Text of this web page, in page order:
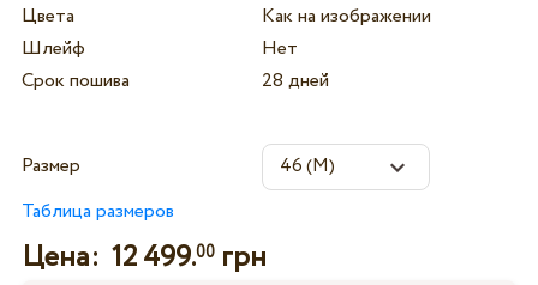
Цвета
Как на изображении
Шлейф
Нет
Срок пошива
28 дней
Размер
Таблица размеров
Цена: 12 499.00грн